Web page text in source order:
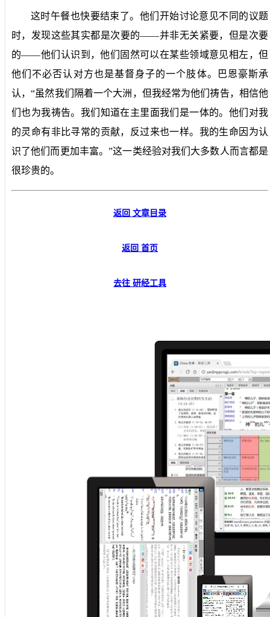
这时午餐也快要结束了。他们开始讨论意见不同的议题
时，发现这些其实都是次要的——并非无关紧要，但是次要
的——他们认识到，他们固然可以在某些领域意见相左，但
他们不必否认对方也是基督身子的一个肢体。巴恩豪斯承
认，“虽然我们隔着一个大洲，但我经常为他们祷告，相信他
们也为我祷告。我们知道在主里面我们是一体的。他们对我
的灵命有非比寻常的贡献，反过来也一样。我的生命因为认
识了他们而更加丰富。”这一类经验对我们大多数人而言都是
很珍贵的。
返回 文章目录
返回 首页
去往 研经工具